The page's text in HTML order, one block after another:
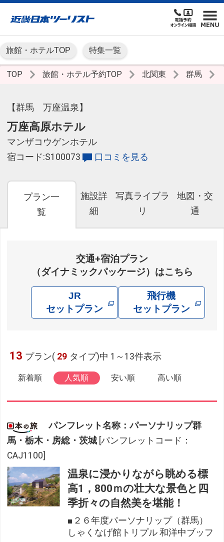
旅館・ホテルTOP 特集一覧
TOP 旅館・ホテル予約TOP 北関東 群馬
【群馬 万座温泉】
万座高原ホテル
マンザコウゲンホテル
宿コード:S100073
口コミを見る
プラン一
覧
施設詳
細
写真ライブラ
リ
地図・交
通
交通+宿泊プラン
（ダイナミックパッケージ）はこちら
JR
セットプラン
飛行機
セットプラン
13 プラン( 29 タイプ)中 1～13件表示
新着順 人気順 安い順 高い順
パンフレット名称：パーソナリップ群
馬・栃木・房総・茨城 [パンフレットコード：
CAJ1100]
温泉に浸かりながら眺める標
高1，800ｍの壮大な景色と四
季折々の自然美を堪能！
■２６年度パーソナリップ（群馬）
しゃくなげ館トリプル 和洋中ブッフ